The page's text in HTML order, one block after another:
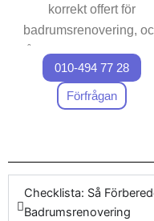
korrekt offert för
badrumsrenovering,
våra experter ser till att
får den mest
erbjudandet. Oavsett om
du ser fram emot
mer minimalistiska
designprojekt, så är vi
för att hjälpa. För att
010-494 77 28
Förfrågan
Checklista: Så
Badrumsrenovering